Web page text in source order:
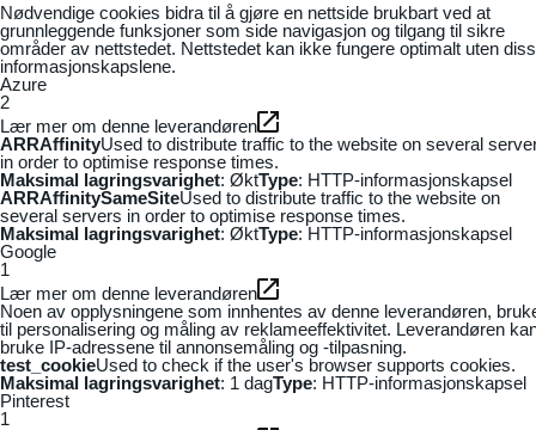
Nødvendige cookies bidra til å gjøre en nettside brukbart ved at
grunnleggende funksjoner som side navigasjon og tilgang til sikre
områder av nettstedet. Nettstedet kan ikke fungere optimalt uten
informasjonskapslene.
Azure
2
Lær mer om denne leverandøren
ARRAffinityUsed to distribute traffic to the website on several
in order to optimise response times.
Maksimal lagringsvarighet: ØktType: HTTP-informasjonskapsel
ARRAffinitySameSiteUsed to distribute traffic to the website on
several servers in order to optimise response times.
Maksimal lagringsvarighet: ØktType: HTTP-informasjonskapsel
Google
1
Lær mer om denne leverandøren
Noen av opplysningene som innhentes av denne leverandøren,
til personalisering og måling av reklameeffektivitet. Leverandøren
bruke IP-adressene til annonsemåling og -tilpasning.
test_cookieUsed to check if the user's browser supports cookies.
Maksimal lagringsvarighet: 1 dagType: HTTP-informasjonskapsel
Pinterest
1